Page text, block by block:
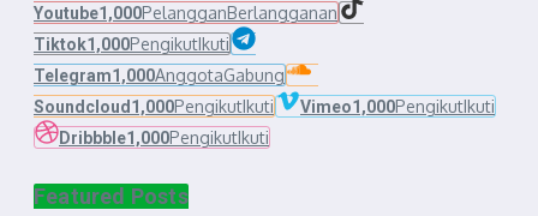
Youtube1,000PelangganBerlangganan
Tiktok1,000PengikutIkuti
Telegram1,000AnggotaGabung
Soundcloud 1,000PengikutIkuti Vimeo1,000PengikutIkuti
Dribbble1,000PengikutIkuti
Featured Posts